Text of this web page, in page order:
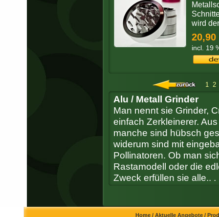
wird
20,90
incl. 19
1 2
Alu / Metall Grinder
Man nennt sie Grinder,
einfach Zerkleinerer.
manche sind hübsch
widerum sind mit
Pollinatoren. Ob man
Rastamodell oder die
Zweck erfüllen sie alle.. .
Home /Aktuelle Angebote /